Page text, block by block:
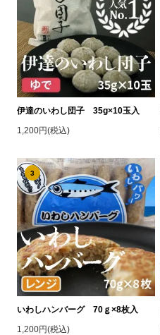
伊達のいわし団子 35g×10玉入
1,200円(税込)
3
いわしハンバーグ 70ｇ×8枚入
1,200円(税込)